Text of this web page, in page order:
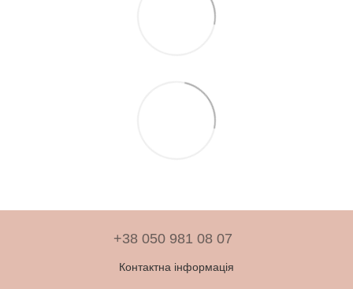
+38 050 981 08 07
Контактна інформація